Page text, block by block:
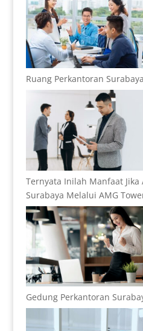
Ruang Perkantoran
Ternyata Inilah Manfaat
Surabaya Melalui AMG
Gedung Perkantoran